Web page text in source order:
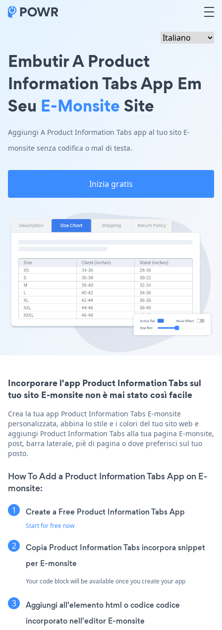
Embutir A Product
Information Tabs App Em
Seu E-MonsiteSite
Aggiungi A Product Information Tabs app al tuo sito E-
monsite senza codifica o mal di testa.
Inizia gratis
Incorporare l'app Product Information Tabs sul
tuo sito E-monsite non è mai stato così facile
Crea la tua app Product Information Tabs E-monsite
personalizzata, abbina lo stile e i colori del tuo sito web e
aggiungi Product Information Tabs alla tua pagina E-monsite,
post, barra laterale, piè di pagina o dove preferisci sul tuo
posto.
How To Add a Product Information Tabs App on E-
monsite:
Create a Free Product Information Tabs App
Start for free now
Copia Product Information Tabs incorpora snippet
per E-monsite
Your code block will be available once you create your app
Aggiungi all'elemento html o codice codice
incorporato nell'editor E-monsite